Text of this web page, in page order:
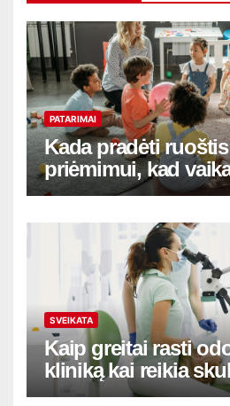
PATARIMAI
Kada pradėti
priėmimui, kad
adaptuotųsi
SVEIKATA
Kaip greitai rasti
kliniką kai reikia
pagalbos